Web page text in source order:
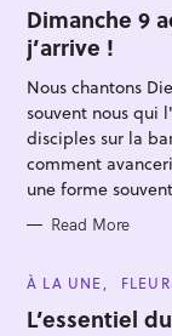
T
E
G
O
R
I
E
S
Dimanche 9
j’arrive !
Nous chantons
souvent nous qui
disciples sur la
comment
une forme
Read More
C
T
E
À LA UNE
L’essentiel